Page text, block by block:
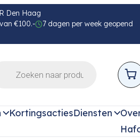
Den Haag
€100.-
7 dagen per week geopend
KortingsactiesDiensten